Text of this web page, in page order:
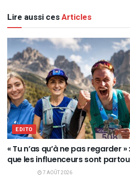
Lire aussi cesArticles
EDITO
« Tu n’as qu’à ne pas regarder
que les influenceurs sont
7 AOÛT 2026